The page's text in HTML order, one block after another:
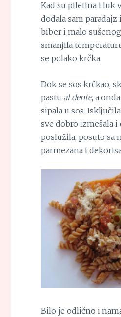
Kad su piletina i luk
dodala sam paradajz
biber i malo
smanjila
se polako krčka.
Dok se sos krčkao,
pastu al dente, a
sipala u sos.
sve dobro izmešala i
poslužila, posuto sa
parmezana i
Bilo je odlično i